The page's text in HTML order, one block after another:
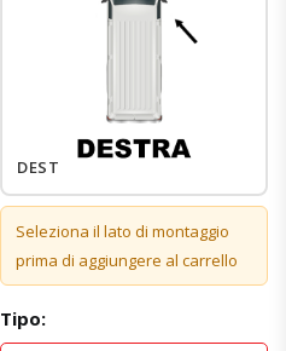
DESTRO
Seleziona il lato di montaggio
prima di aggiungere al carrello
Tipo: